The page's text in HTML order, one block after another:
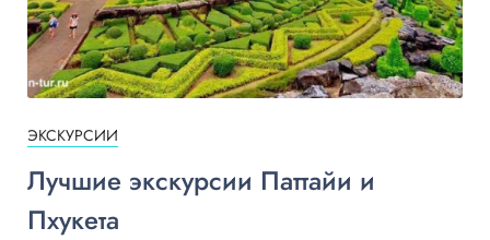
ЭКСКУРСИИ
Лучшие экскурсии Паттайи и
Пхукета